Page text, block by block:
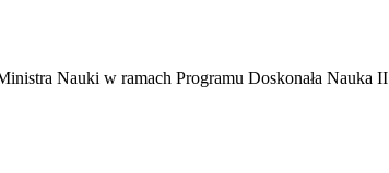
Nauki w ramach Programu Doskonała Nauka II